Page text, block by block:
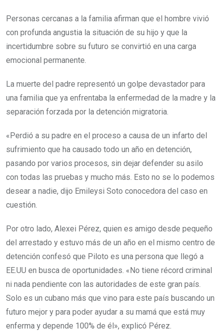
Personas cercanas a la familia afirman que el hombre vivió
con profunda angustia la situación de su hijo y que la
incertidumbre sobre su futuro se convirtió en una carga
emocional permanente.
La muerte del padre representó un golpe devastador para
una familia que ya enfrentaba la enfermedad de la madre y la
separación forzada por la detención migratoria.
«Perdió a su padre en el proceso a causa de un infarto del
sufrimiento que ha causado todo un año en detención,
pasando por varios procesos, sin dejar defender su asilo
con todas las pruebas y mucho más. Esto no se lo podemos
desear a nadie, dijo Emileysi Soto conocedora del caso en
cuestión.
Por otro lado, Alexei Pérez, quien es amigo desde pequeño
del arrestado y estuvo más de un año en el mismo centro de
detención confesó que Piloto es una persona que llegó a
EE.UU en busca de oportunidades. «No tiene récord criminal
ni nada pendiente con las autoridades de este gran país.
Solo es un cubano más que vino para este país buscando un
futuro mejor y para poder ayudar a su mamá que está muy
enferma y depende 100% de él», explicó Pérez.